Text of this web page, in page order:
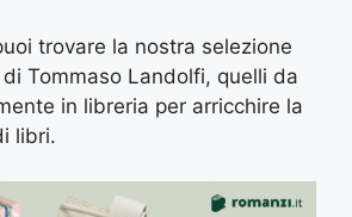
trovare la nostra selezione
Tommaso Landolfi, quelli da
in libreria per arricchire la
libri.